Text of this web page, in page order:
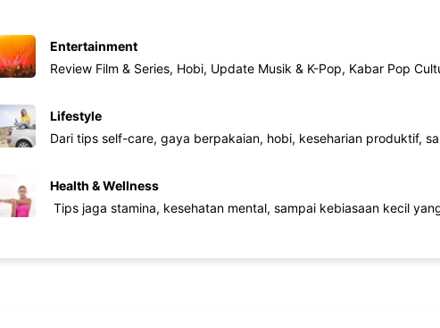
Entertainment
Review Film & Series, Hobi, Update Musik & K-Pop, Kabar Pop
Lifestyle
Dari tips self-care, gaya berpakaian, hobi, keseharian produktif,
Health & Wellness
Tips jaga stamina, kesehatan mental, sampai kebiasaan kecil